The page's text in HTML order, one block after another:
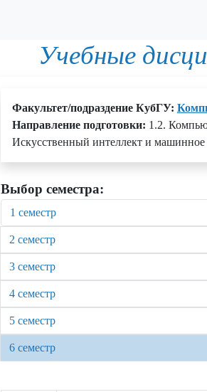
Учебные
Факультет/подраздение КубГУ:
Направление подготовки: 1.2.
Искусственный интеллект и
Выбор семестра:
1 семестр
2 семестр
3 семестр
4 семестр
5 семестр
6 семестр